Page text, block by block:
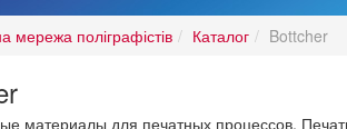
мережа поліграфістів Каталог Bottcher
материалы для печатных процессов,